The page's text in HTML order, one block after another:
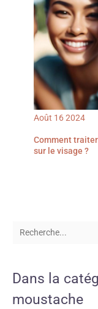
Août 162024
Comment
sur le visage ?
Dans la
moustache